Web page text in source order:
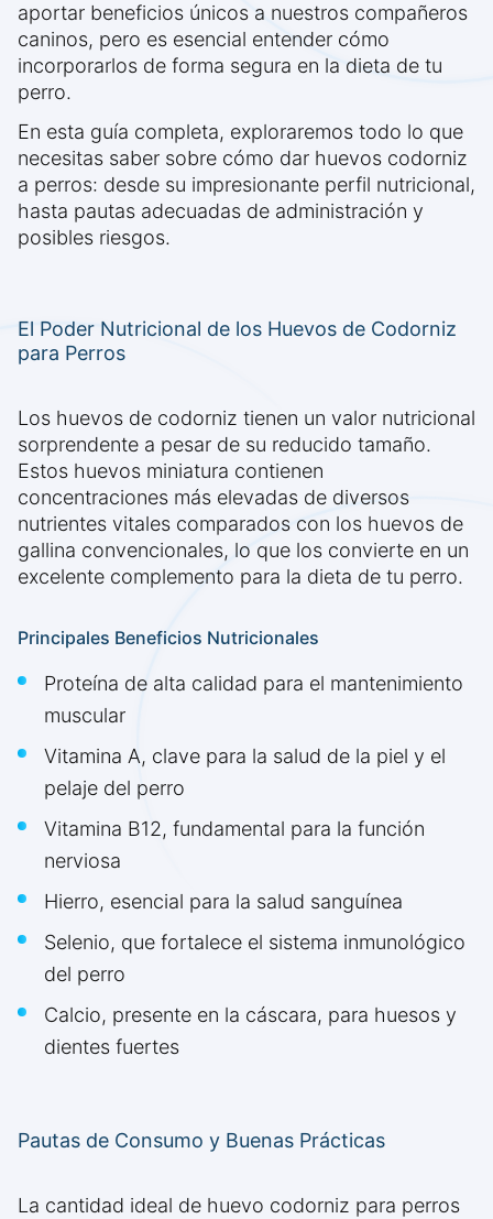
aportar beneficios únicos a nuestros compañeros
caninos, pero es esencial entender cómo
incorporarlos de forma segura en la dieta de tu
perro.
En esta guía completa, exploraremos todo lo que
necesitas saber sobre cómo dar huevos codorniz
a perros: desde su impresionante perfil nutricional,
hasta pautas adecuadas de administración y
posibles riesgos.
El Poder Nutricional de los Huevos de Codorniz
para Perros
Los huevos de codorniz tienen un valor nutricional
sorprendente a pesar de su reducido tamaño.
Estos huevos miniatura contienen
concentraciones más elevadas de diversos
nutrientes vitales comparados con los huevos de
gallina convencionales, lo que los convierte en un
excelente complemento para la dieta de tu perro.
Principales Beneficios Nutricionales
Proteína de alta calidad para el mantenimiento
muscular
Vitamina A, clave para la salud de la piel y el
pelaje del perro
Vitamina B12, fundamental para la función
nerviosa
Hierro, esencial para la salud sanguínea
Selenio, que fortalece el sistema inmunológico
del perro
Calcio, presente en la cáscara, para huesos y
dientes fuertes
Pautas de Consumo y Buenas Prácticas
La cantidad ideal de huevo codorniz para perros